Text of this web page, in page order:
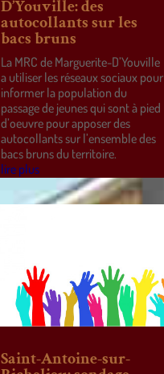
D’Youville: des
autocollants sur les
bacs bruns
La MRC de Marguerite-D’Youville
a utiliser les réseaux sociaux pour
informer la population du
passage de jeunes qui sont à pied
d’oeuvre pour apposer des
autocollants sur l’ensemble des
bacs bruns du territoire.
lire plus
Saint-Antoine-sur-